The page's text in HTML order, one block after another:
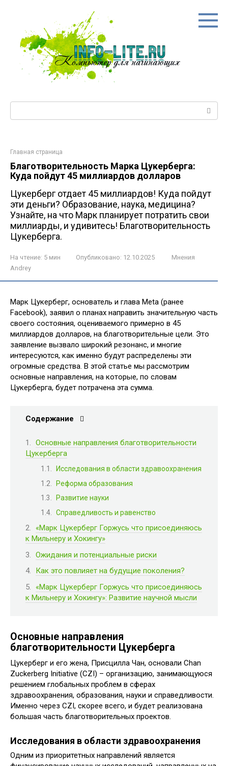
Главная страница
Благотворительность Марка Цукерберга:
Куда пойдут 45 миллиардов долларов
Цукерберг отдает 45 миллиардов! Куда пойдут
эти деньги? Образование, наука, медицина?
Узнайте, на что Марк планирует потратить свои
миллиарды, и удивитесь! Благотворительность
Цукерберга.
На чтение: 5 мин Опубликовано: 12.10.2025
Мнения
Andrey
Марк Цукерберг, основатель и глава Meta (ранее
Facebook), заявил о планах направить значительную часть
своего состояния, оцениваемого примерно в 45
миллиардов долларов, на благотворительные цели. Это
заявление вызвало широкий резонанс, и многие
интересуются, как именно будут распределены эти
огромные средства. В этой статье мы рассмотрим
основные направления, на которые, по словам
Цукерберга, будет потрачена эта сумма.
Содержание
Основные направления благотворительности
Цукерберга
Исследования в области здравоохранения
Реформа образования
Развитие науки
Справедливость и равенство
«Марк Цукерберг Горжусь что присоединяюсь
к Мильнеру и Хокингу»
Ожидания и потенциальные риски
Как это повлияет на будущие поколения?
«Марк Цукерберг Горжусь что присоединяюсь
к Мильнеру и Хокингу»: Развитие научной мысли
Основные направления
благотворительности Цукерберга
Цукерберг и его жена, Присцилла Чан, основали Chan
Zuckerberg Initiative (CZI) – организацию, занимающуюся
решением глобальных проблем в сферах
здравоохранения, образования, науки и справедливости.
Именно через CZI, скорее всего, и будет реализована
большая часть благотворительных проектов.
Исследования в области здравоохранения
Одним из приоритетных направлений является